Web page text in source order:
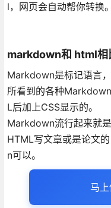
l，网页会自动帮你转换
markdown和 html相
Markdown是标记语言
所看到的各种
L后加上CSS显示的。
Markdown流行起来就
HTML写文章或是论文
n可以。
马